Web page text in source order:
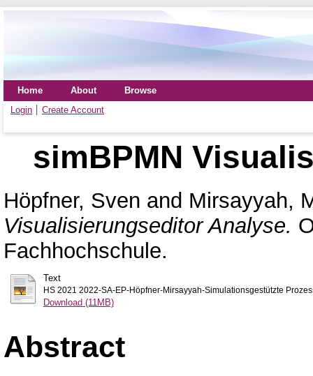
Home About
Browse
Login
Create Account
simBPMN
Höpfner, Sven and Mirsayyah,
Visualisierungseditor Analyse.
Fachhochschule.
Text
HS 2021 2022-SA-EP-Höpfner-Mirsayyah-Simulationsgestützte
Download (11MB)
Abstract